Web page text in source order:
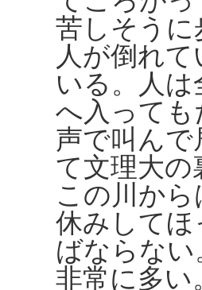
苦しそうに
人が倒れ
いる。人
へ入って
声で叫ん
て文理大
この川か
休みして
ばならな
非常に多い